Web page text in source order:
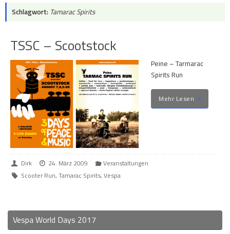
Schlagwort: Tamarac Spirits
TSSC – Scootstock
Peine – Tarmarac
Spirits Run
Mehr Lesen
Dirk 24. März 2009
Veranstaltungen
Scooter Run, Tamarac Spirits, Vespa
Vespa World Days 2017